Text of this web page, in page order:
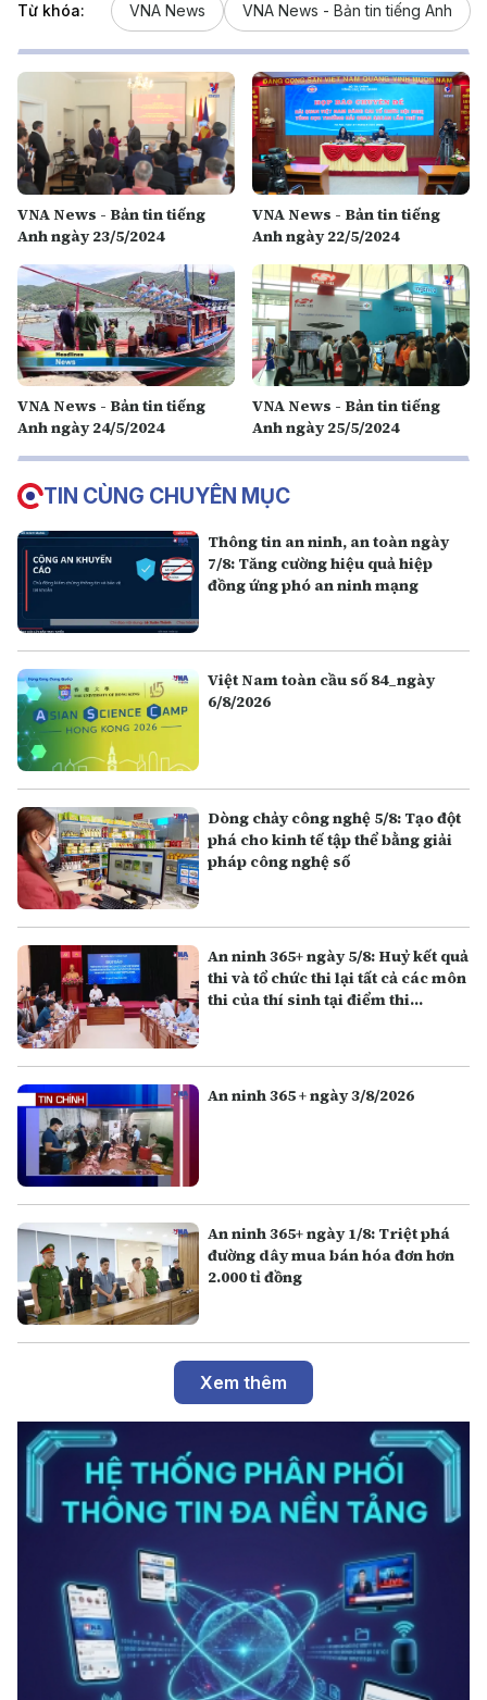
Từ khóa: VNA News VNA News - Bản tin tiếng Anh
VNA News - Bản tin tiếng
Anh ngày 23/5/2024
VNA News - Bản tin tiếng
Anh ngày 22/5/2024
VNA News - Bản tin tiếng
Anh ngày 24/5/2024
VNA News - Bản tin tiếng
Anh ngày 25/5/2024
TIN CÙNG CHUYÊN MỤC
Thông tin an ninh, an toàn ngày
7/8: Tăng cường hiệu quả hiệp
đồng ứng phó an ninh mạng
Việt Nam toàn cầu số 84_ngày
6/8/2026
Dòng chảy công nghệ 5/8: Tạo đột
phá cho kinh tế tập thể bằng giải
pháp công nghệ số
An ninh 365+ ngày 5/8: Huỷ kết quả
thi và tổ chức thi lại tất cả các môn
thi của thí sinh tại điểm thi
An ninh 365 + ngày 3/8/2026
An ninh 365+ ngày 1/8: Triệt phá
đường dây mua bán hóa đơn hơn
2.000 tỉ đồng
Xem thêm